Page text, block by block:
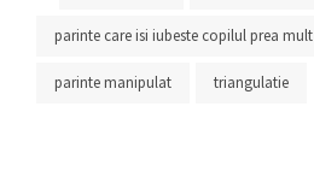
parinte care isi iubeste copilul prea mult
parinte manipulat triangulatie